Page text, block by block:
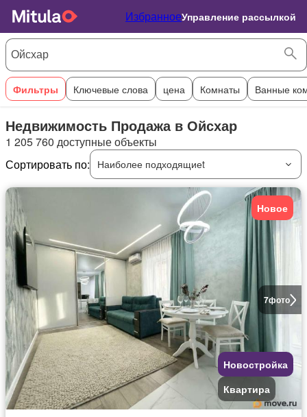
ИзбранноеУправление рассылкой
Фильтры Ключевые слова цена Комнаты Ванные
Недвижимость Продажа в Ойсхар
1 205 760 доступные объекты
Сортировать по:
Наиболее подходящиеt
7фото
Новое
Новостройка
Квартира